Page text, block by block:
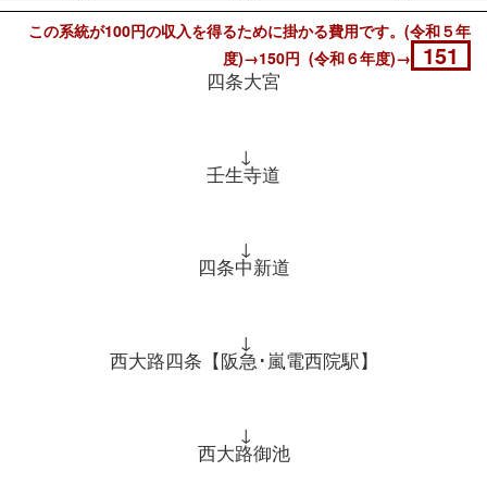
この系統が100円の収入を得るために掛かる費用です。(令和５年
度)→150円 (令和６年度)→
151
四条大宮
↓
壬生寺道
↓
四条中新道
↓
西大路四条【阪急･嵐電西院駅】
↓
西大路御池